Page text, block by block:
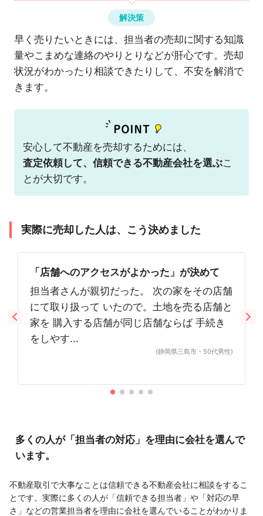
解決策
早く売りたいときには、担当者の売却に関する知識
量やこまめな連絡のやりとりなどが肝心です。売却
状況がわかったり相談できたりして、不安を解消で
きます。
安心して不動産を売却するためには、
査定依頼して、信頼できる不動産会社を選ぶこ
とが大切です。
実際に売却した人は、こう決めました
「店舗へのアクセスがよかった」が決めて
担当者さんが親切だった。 次の家をその店舗
にて取り扱って いたので。土地を売る店舗と
家を 購入する店舗が同じ店舗ならば 手続き
をしやす...
(静岡県三島市・50代男性)
多くの人が「担当者の対応」を理由に会社を選んで
います。
不動産取引で大事なことは信頼できる不動産会社に相談をするこ
とです。実際に多くの人が「信頼できる担当者」や「対応の早
さ」などの営業担当者を理由に会社を選んでいることがわかりま